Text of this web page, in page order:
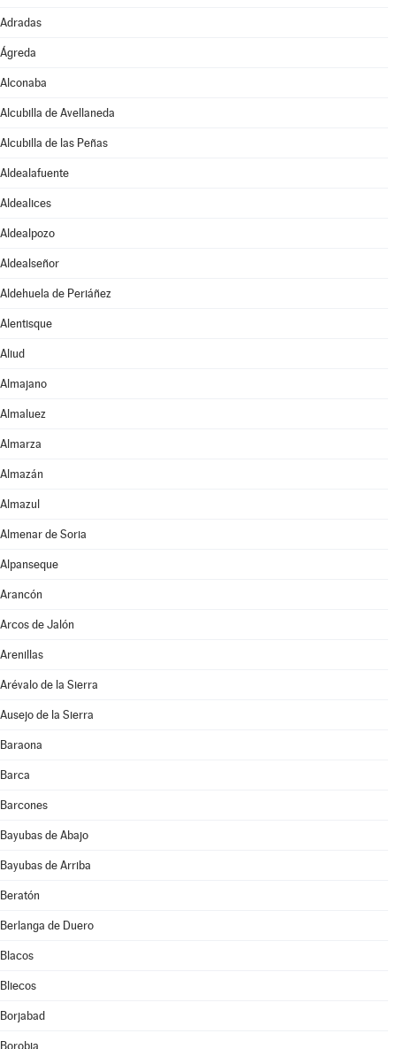
Adradas
Ágreda
Alconaba
Alcubilla de Avellaneda
Alcubilla de las Peñas
Aldealafuente
Aldealices
Aldealpozo
Aldealseñor
Aldehuela de Periáñez
Alentisque
Aliud
Almajano
Almaluez
Almarza
Almazán
Almazul
Almenar de Soria
Alpanseque
Arancón
Arcos de Jalón
Arenillas
Arévalo de la Sierra
Ausejo de la Sierra
Baraona
Barca
Barcones
Bayubas de Abajo
Bayubas de Arriba
Beratón
Berlanga de Duero
Blacos
Bliecos
Borjabad
Borobia